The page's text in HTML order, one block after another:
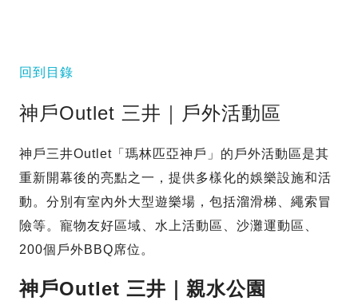
回到目錄
神戶Outlet 三井｜戶外活動區
神戶三井Outlet「瑪林匹亞神戶」的戶外活動區是其
重新開幕後的亮點之一，提供多樣化的娛樂設施和活
動。分別有室內外大型遊樂場，包括溜滑梯、繩索冒
險等。寵物友好區域、水上活動區、沙灘運動區、
200個戶外BBQ席位。
神戶Outlet 三井｜親水公園